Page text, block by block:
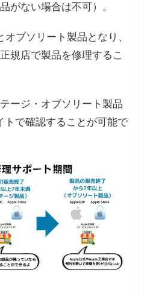
がない場合は不可）。
ブソリート製品となり、
規店で製品を修理するこ
ージ・オブソリート製品
トで確認することが可能で